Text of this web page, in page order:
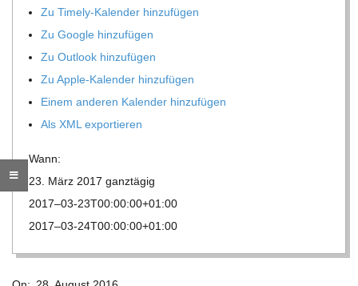
R
E
G
O
L
Zu Timely-Kalen­der hinzufügen
Zu Google hinzufügen
Zu Out­look hinzufügen
Zu Apple-Kalen­der hinzufügen
Einem ande­ren Kalen­der hinzufügen
Als XML exportieren
Wann:
23. März 2017 ganz­tä­gig
2017–03-23T00:00:00+01:00
2017–03-24T00:00:00+01:00